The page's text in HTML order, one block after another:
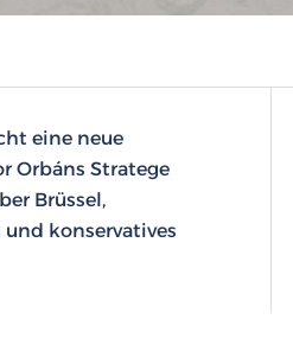
eine neue
Orbáns Stratege
Brüssel,
konservatives